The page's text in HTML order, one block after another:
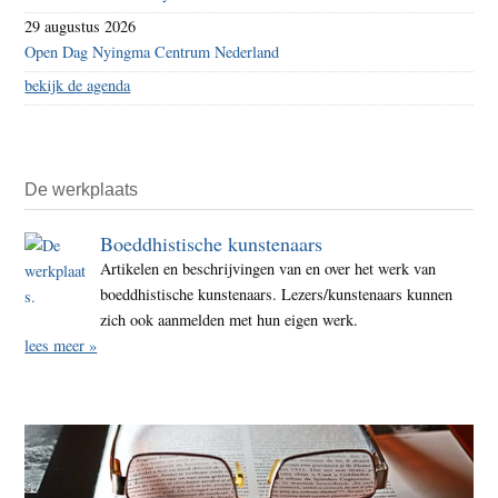
29 augustus 2026
Open Dag Nyingma Centrum Nederland
bekijk de agenda
De werkplaats
Boeddhistische kunstenaars
Artikelen en beschrijvingen van en over het werk van
boeddhistische kunstenaars. Lezers/kunstenaars kunnen
zich ook aanmelden met hun eigen werk.
lees meer »